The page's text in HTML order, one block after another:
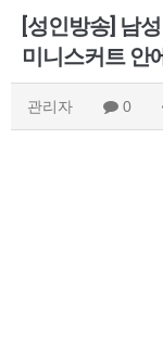
[성인방송] 남
미니스커트 안
관리자 0